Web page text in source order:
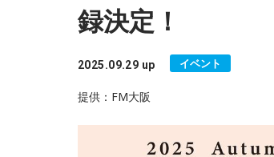
録決定！
2025.09.29 up イベント
提供：FM大阪